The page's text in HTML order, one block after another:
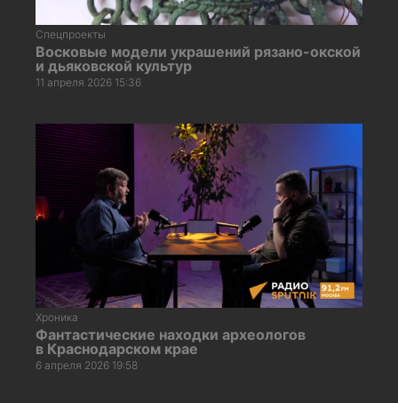
Спецпроекты
Восковые модели украшений рязано-окской
и дьяковской культур
11 апреля 2026 15:36
Хроника
Фантастические находки археологов
в Краснодарском крае
6 апреля 2026 19:58